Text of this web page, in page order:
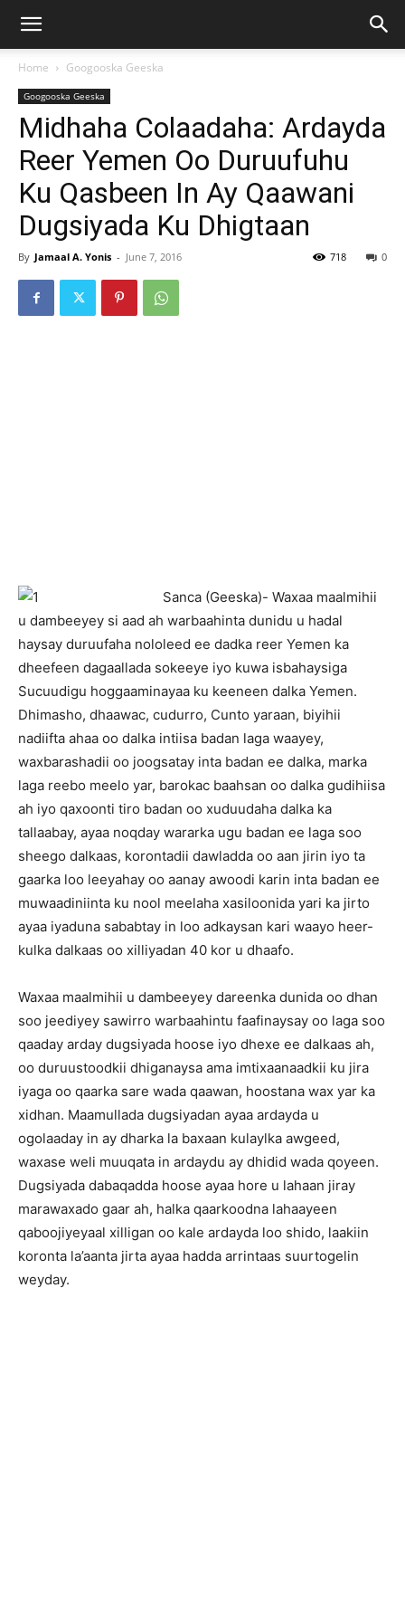
Home Googooska Geeska
Googooska Geeska
Midhaha Colaadaha: Ardayda
Reer Yemen Oo Duruufuhu
Ku Qasbeen In Ay Qaawani
Dugsiyada Ku Dhigtaan
By Jamaal A. Yonis - June 7, 2016 0
718
Sanca (Geeska)- Waxaa maalmihii
u dambeeyey si aad ah warbaahinta dunidu u hadal
haysay duruufaha nololeed ee dadka reer Yemen ka
dheefeen dagaallada sokeeye iyo kuwa isbahaysiga
Sucuudigu hoggaaminayaa ku keeneen dalka Yemen.
Dhimasho, dhaawac, cudurro, Cunto yaraan, biyihii
nadiifta ahaa oo dalka intiisa badan laga waayey,
waxbarashadii oo joogsatay inta badan ee dalka, marka
laga reebo meelo yar, barokac baahsan oo dalka gudihiisa
ah iyo qaxoonti tiro badan oo xuduudaha dalka ka
tallaabay, ayaa noqday wararka ugu badan ee laga soo
sheego dalkaas, korontadii dawladda oo aan jirin iyo ta
gaarka loo leeyahay oo aanay awoodi karin inta badan ee
muwaadiniinta ku nool meelaha xasiloonida yari ka jirto
ayaa iyaduna sababtay in loo adkaysan kari waayo heer-
kulka dalkaas oo xilliyadan 40 kor u dhaafo.
Waxaa maalmihii u dambeeyey dareenka dunida oo dhan
soo jeediyey sawirro warbaahintu faafinaysay oo laga soo
qaaday arday dugsiyada hoose iyo dhexe ee dalkaas ah,
oo duruustoodkii dhiganaysa ama imtixaanaadkii ku jira
iyaga oo qaarka sare wada qaawan, hoostana wax yar ka
xidhan. Maamullada dugsiyadan ayaa ardayda u
ogolaaday in ay dharka la baxaan kulaylka awgeed,
waxase weli muuqata in ardaydu ay dhidid wada qoyeen.
Dugsiyada dabaqadda hoose ayaa hore u lahaan jiray
marawaxado gaar ah, halka qaarkoodna lahaayeen
qaboojiyeyaal xilligan oo kale ardayda loo shido, laakiin
koronta la’aanta jirta ayaa hadda arrintaas suurtogelin
weyday.